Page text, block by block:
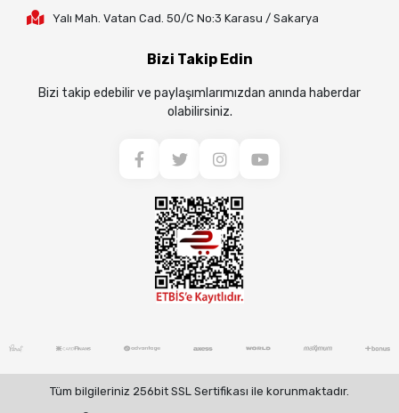
Yalı Mah. Vatan Cad. 50/C No:3 Karasu / Sakarya
Bizi Takip Edin
Bizi takip edebilir ve paylaşımlarımızdan anında haberdar
olabilirsiniz.
Tüm bilgileriniz 256bit SSL Sertifikası ile korunmaktadır.